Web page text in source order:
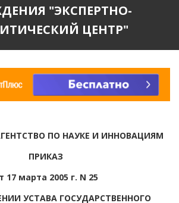
"ЭКСПЕРТНО-
ЦЕНТР"
ПО НАУКЕ И ИННОВАЦИЯМ
ПРИКАЗ
17 марта 2005 г. N 25
УСТАВА ГОСУДАРСТВЕННОГО